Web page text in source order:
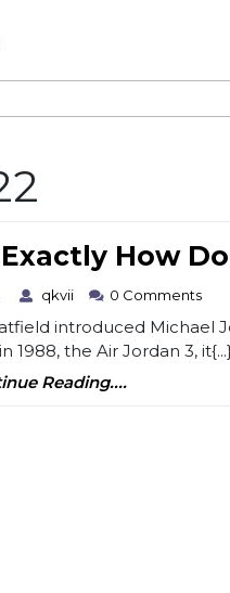
CategoryHow
April
2022
qkvii qkvii 0 Comments
introduced Michael
1988, the Air Jordan 3,
Reading....Continue